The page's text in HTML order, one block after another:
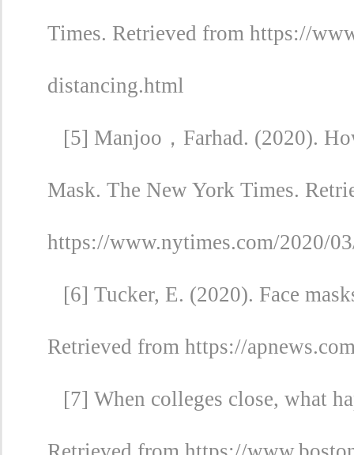
Times. Retrieved from https://
distancing.html
[5] Manjoo，Farhad. (2020).
Mask. The New York Times.
https://www.nytimes.com/2020/
[6] Tucker, E. (2020). Face
Retrieved from https://
[7] When colleges close, what